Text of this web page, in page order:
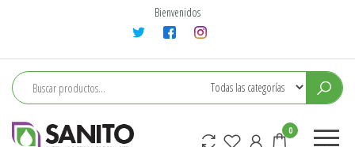
contenido
Bienvenidos
0